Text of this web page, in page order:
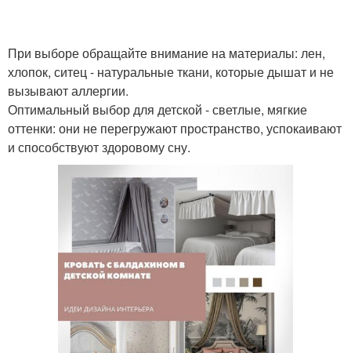
При выборе обращайте внимание на материалы: лен,
хлопок, ситец - натуральные ткани, которые дышат и не
вызывают аллергии.
Оптимальный выбор для детской - светлые, мягкие
оттенки: они не перегружают пространство, успокаивают
и способствуют здоровому сну.